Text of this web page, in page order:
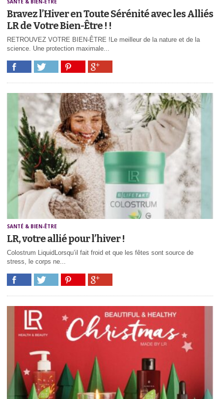
Bravez l’Hiver en Toute Sérénité avec les Alliés
LR de Votre Bien-Être ! !
RETROUVEZ VOTRE BIEN-ÊTRE !Le meilleur de la nature et de la
science. Une protection maximale...
SANTÉ & BIEN-ÊTRE
LR, votre allié pour l’hiver !
Colostrum LiquidLorsqu’il fait froid et que les fêtes sont source de
stress, le corps ne...